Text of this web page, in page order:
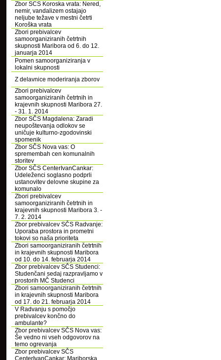
Zbor SCS Koroska vrata: Nered,
nemir, vandalizem ostajajo
neljube težave v mestni četrti
Koroška vrata
Zbori prebivalcev
samoorganiziranih četrtnih
skupnosti Maribora od 6. do 12.
januarja 2014
Pomen samoorganiziranja v
lokalni skupnosti
Z delavnice moderiranja zborov
Zbori prebivalcev
samoorganiziranih četrtnih in
krajevnih skupnosti Maribora 27.
- 31. 1. 2014
Zbor SČS Magdalena: Zaradi
neupoštevanja odlokov se
uničuje kulturno-zgodovinski
spomenik
Zbor SČS Nova vas: O
spremembah cen komunalnih
storitev
Zbor SČS CenterIvanCankar:
Udeleženci soglasno podprli
ustanovitev delovne skupine za
komunalo
Zbori prebivalcev
samoorganiziranih četrtnih in
krajevnih skupnosti Maribora 3. -
7. 2. 2014
Zbor prebivalcev SČS Radvanje:
Uporaba prostora in prometni
tokovi so naša prioriteta
Zbori samoorganiziranih četrtnih
in krajevnih skupnosti Maribora
od 10. do 14. februarja 2014
Zbor prebivalcev SČS Studenci:
Studenčani sedaj razpravljamo v
prostorih MČ Studenci
Zbori samoorganiziranih četrtnih
in krajevnih skupnosti Maribora
od 17. do 21. februarja 2014
V Radvanju s pomočjo
prebivalcev končno do
ambulante?
Zbor prebivalcev SČS Nova vas:
Še vedno ni vseh odgovorov na
temo ogrevanja
Zbor prebivalcev SČS
CenterIvanCankar: Mariborska